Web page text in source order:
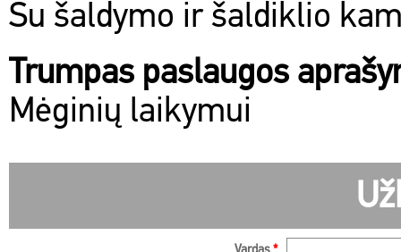
Su šaldymo ir šaldiklio
Trumpas paslaugos
Mėginių laikymui